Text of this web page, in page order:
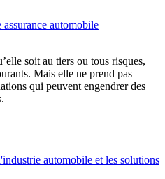
assurance automobile
soit au tiers ou tous risques,
Mais elle ne prend pas
qui peuvent engendrer des
automobile et les solutions